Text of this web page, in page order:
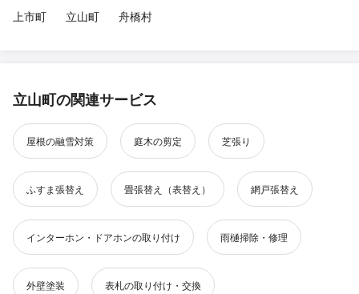
上市町
立山町 舟橋村
立山町の関連サービス
屋根の融雪対策 庭木の剪定 芝張り
ふすま張替え 畳張替え（表替え） 網戸張替え
インターホン・ドアホンの取り付け 雨樋掃除・修理
外壁塗装 表札の取り付け・交換